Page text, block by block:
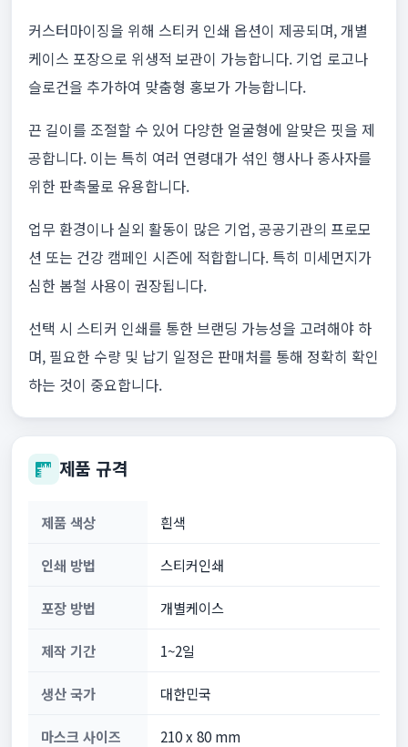
커스터마이징을 위해 스티커 인쇄 옵션이 제공되며, 개별
케이스 포장으로 위생적 보관이 가능합니다. 기업 로고나
슬로건을 추가하여 맞춤형 홍보가 가능합니다.
끈 길이를 조절할 수 있어 다양한 얼굴형에 알맞은 핏을 제
공합니다. 이는 특히 여러 연령대가 섞인 행사나 종사자를
위한 판촉물로 유용합니다.
업무 환경이나 실외 활동이 많은 기업, 공공기관의 프로모
션 또는 건강 캠페인 시즌에 적합합니다. 특히 미세먼지가
심한 봄철 사용이 권장됩니다.
선택 시 스티커 인쇄를 통한 브랜딩 가능성을 고려해야 하
며, 필요한 수량 및 납기 일정은 판매처를 통해 정확히 확인
하는 것이 중요합니다.
제품 규격
제품 색상 흰색
인쇄 방법 스티커인쇄
포장 방법 개별케이스
제작 기간 1~2일
생산 국가 대한민국
마스크 사이즈 210 x 80 mm